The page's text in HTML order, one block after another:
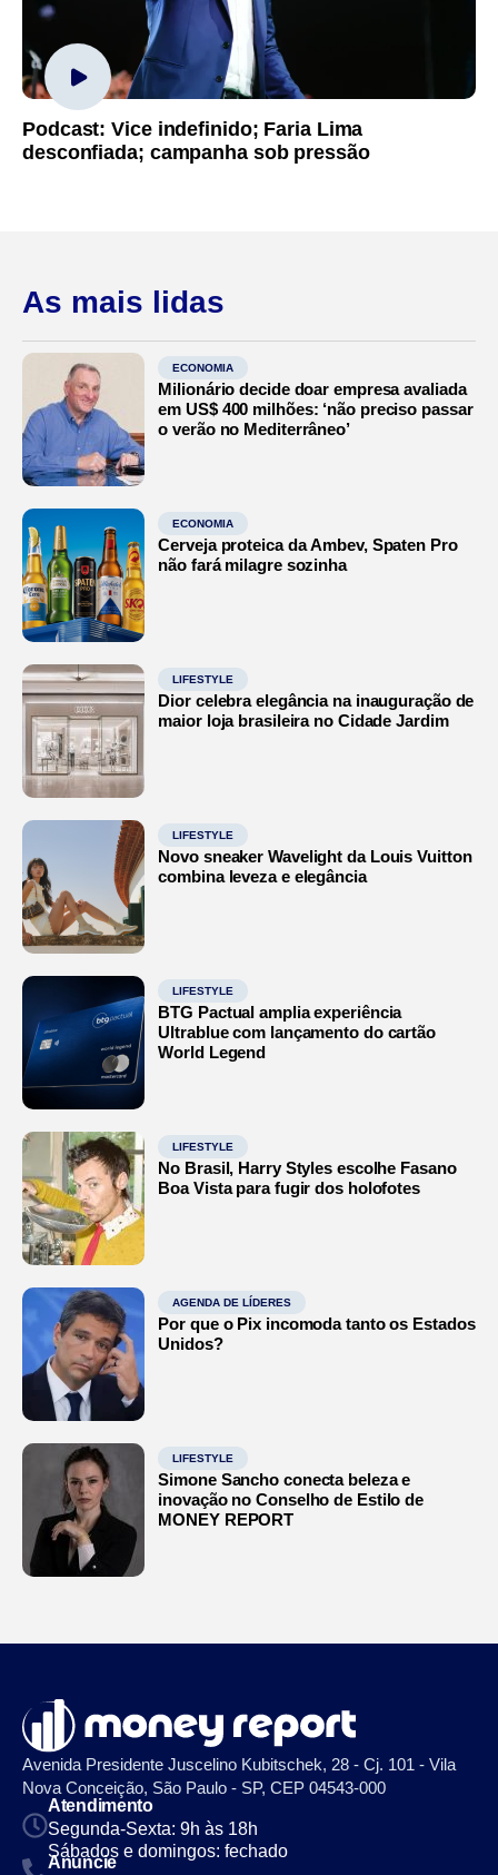
Podcast: Vice indefinido; Faria Lima
desconfiada; campanha sob pressão
As mais lidas
ECONOMIA
Milionário decide doar empresa avaliada
em US$ 400 milhões: ‘não preciso passar
o verão no Mediterrâneo’
ECONOMIA
Cerveja proteica da Ambev, Spaten Pro
não fará milagre sozinha
LIFESTYLE
Dior celebra elegância na inauguração de
maior loja brasileira no Cidade Jardim
LIFESTYLE
Novo sneaker Wavelight da Louis Vuitton
combina leveza e elegância
LIFESTYLE
BTG Pactual amplia experiência
Ultrablue com lançamento do cartão
World Legend
LIFESTYLE
No Brasil, Harry Styles escolhe Fasano
Boa Vista para fugir dos holofotes
AGENDA DE LÍDERES
Por que o Pix incomoda tanto os Estados
Unidos?
LIFESTYLE
Simone Sancho conecta beleza e
inovação no Conselho de Estilo de
MONEY REPORT
Avenida Presidente Juscelino Kubitschek, 28 - Cj. 101 - Vila
Nova Conceição, São Paulo - SP, CEP 04543-000
Atendimento
Segunda-Sexta: 9h às 18h
Sábados e domingos: fechado
Anuncie